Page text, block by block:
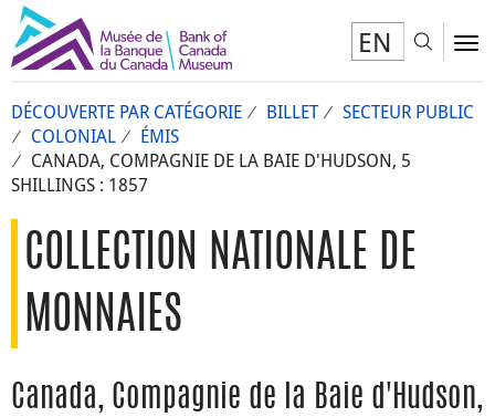
EN
DÉCOUVERTE PAR CATÉGORIE BILLET
SECTEUR PUBLIC
COLONIAL
ÉMIS
CANADA, COMPAGNIE DE LA BAIE D'HUDSON, 5
SHILLINGS : 1857
COLLECTION NATIONALE DE
MONNAIES
Canada, Compagnie de la Baie d'Hudson,